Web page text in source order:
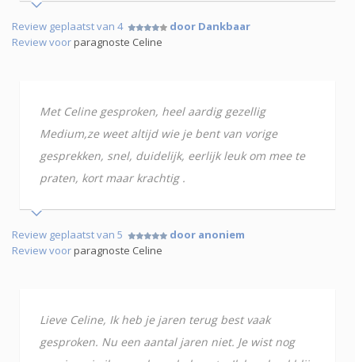
Review geplaatst van 4
door Dankbaar
Review voorparagnoste Celine
Met Celine gesproken, heel aardig gezellig
Medium,ze weet altijd wie je bent van vorige
gesprekken, snel, duidelijk, eerlijk leuk om mee te
praten, kort maar krachtig .
Review geplaatst van 5
door anoniem
Review voorparagnoste Celine
Lieve Celine, Ik heb je jaren terug best vaak
gesproken. Nu een aantal jaren niet. Je wist nog